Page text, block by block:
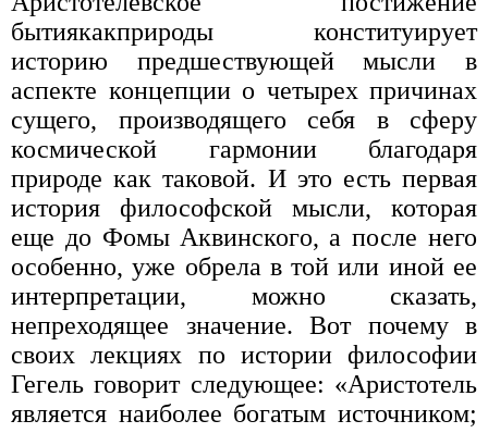
бытиякакприроды конституирует
историю предшествующей мысли в
аспекте концепции о четырех причинах
сущего, производящего себя в сферу
космической гармонии благодаря
природе как таковой. И это есть первая
история философской мысли, которая
еще до Фомы Аквинского, а после него
особенно, уже обрела в той или иной ее
интерпретации, можно сказать,
непреходящее значение. Вот почему в
своих лекциях по истории философии
Гегель говорит следующее: «Аристотель
является наиболее богатым источником;